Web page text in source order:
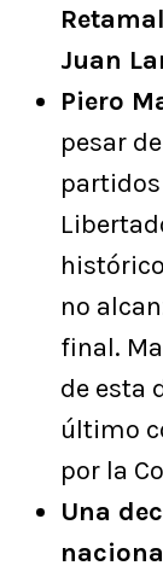
Retamal
Juan
Piero
pesar
no
final.
de esta
último
por la
Una